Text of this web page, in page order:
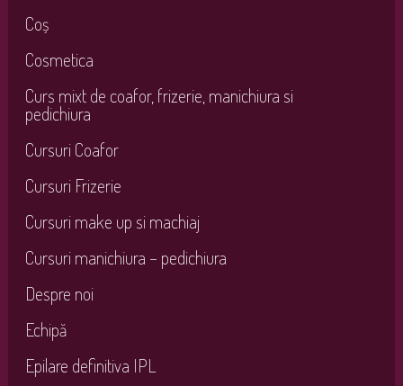
Coș
Cosmetica
Curs mixt de coafor, frizerie, manichiura si
pedichiura
Cursuri Coafor
Cursuri Frizerie
Cursuri make up si machiaj
Cursuri manichiura – pedichiura
Despre noi
Echipă
Epilare definitiva IPL